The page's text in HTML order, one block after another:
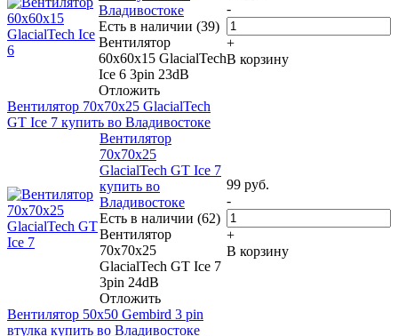
Владивостоке
Есть в наличии (39)
Вентилятор
60x60x15 GlacialTech
Ice 6 3pin 23dB
Отложить
-
+
В корзину
Вентилятор 70x70x25 GlacialTech
GT Ice 7 купить во Владивостоке
Вентилятор
70x70x25
GlacialTech GT Ice 7
купить во
Владивостоке
Есть в наличии (62)
Вентилятор
70x70x25
GlacialTech GT Ice 7
3pin 24dB
Отложить
99 руб.
-
+
В корзину
Вентилятор 50x50 Gembird 3 pin
втулка купить во Владивостоке